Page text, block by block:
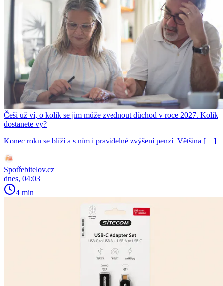
Češi už ví, o kolik se jim může zvednout důchod v roce 2027. Kolik
dostanete vy?
Konec roku se blíží a s ním i pravidelné zvýšení penzí. Většina […]
Spotřebitelov.cz
dnes, 04:03
4 min